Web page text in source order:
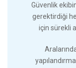
Güvenlik
gerektirdiği
için sürekli